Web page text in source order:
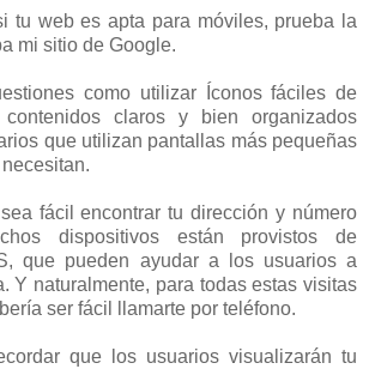
tu web es apta para móviles, prueba la
mi sitio de Google.
como utilizar Íconos fáciles de
contenidos claros y bien organizados
que utilizan pantallas más pequeñas
fácil encontrar tu dirección y número
dispositivos están provistos de
que pueden ayudar a los usuarios a
Y naturalmente, para todas estas visitas
ser fácil llamarte por teléfono.
que los usuarios visualizarán tu